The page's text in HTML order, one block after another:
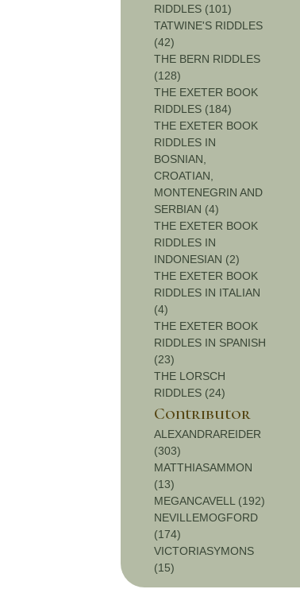
RIDDLES (101)
TATWINE'S RIDDLES
(42)
THE BERN RIDDLES
(128)
THE EXETER BOOK
RIDDLES (184)
THE EXETER BOOK
RIDDLES IN
BOSNIAN,
CROATIAN,
MONTENEGRIN AND
SERBIAN (4)
THE EXETER BOOK
RIDDLES IN
INDONESIAN (2)
THE EXETER BOOK
RIDDLES IN ITALIAN
(4)
THE EXETER BOOK
RIDDLES IN SPANISH
(23)
THE LORSCH
RIDDLES (24)
Contributor
ALEXANDRAREIDER
(303)
MATTHIASAMMON
(13)
MEGANCAVELL (192)
NEVILLEMOGFORD
(174)
VICTORIASYMONS
(15)